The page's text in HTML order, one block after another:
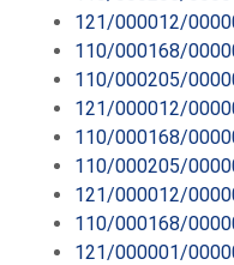
121/000012/
110/000168/
110/000205/
121/000012/
110/000168/
110/000205/
121/000012/
110/000168/
121/000001/